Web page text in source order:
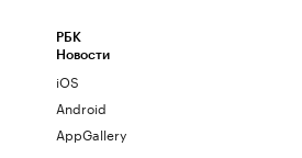
РБК
Новости
iOS
Android
AppGallery